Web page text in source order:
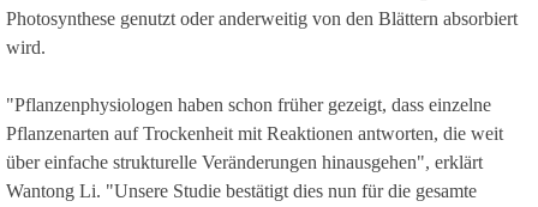
Photosynthese genutzt oder anderweitig von den Blättern absorbiert
wird.
"Pflanzenphysiologen haben schon früher gezeigt, dass einzelne
Pflanzenarten auf Trockenheit mit Reaktionen antworten, die weit
über einfache strukturelle Veränderungen hinausgehen", erklärt
Wantong Li. "Unsere Studie bestätigt dies nun für die gesamte